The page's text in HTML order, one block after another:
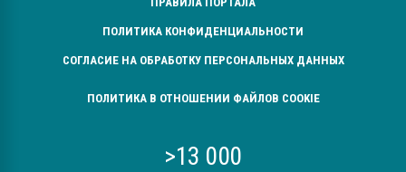
ПОЛИТИКА КОНФИДЕНЦИАЛЬНОСТИ
СОГЛАСИЕ НА ОБРАБОТКУ ПЕРСОНАЛЬНЫХ ДАННЫХ
ПОЛИТИКА В ОТНОШЕНИИ ФАЙЛОВ COOKIE
>13 000